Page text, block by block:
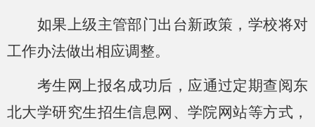
如果上级主管部门出台新政策，学校将对
工作办法做出相应调整。
考生网上报名成功后，应通过定期查阅东
北大学研究生招生信息网、学院网站等方式，